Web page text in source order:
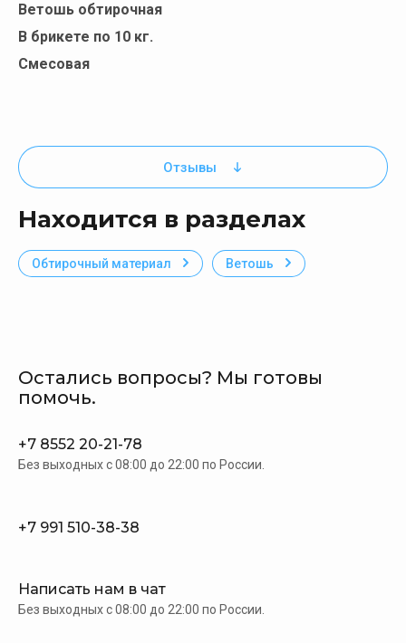
Ветошь обтирочная
В брикете по 10 кг.
Смесовая
Отзывы
Находится в разделах
Обтирочный материал Ветошь
Остались вопросы? Мы готовы
помочь.
+7 8552 20-21-78
Без выходных c 08:00 до 22:00 по России.
+7 991 510-38-38
Написать нам в чат
Без выходных c 08:00 до 22:00 по России.